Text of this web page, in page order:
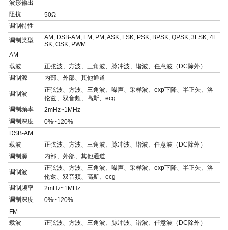
波形输出
阻抗
50Ω
调制特性
调制类型
AM, DSB-AM, FM, PM, ASK, FSK, PSK, BPSK, QPSK, 3FSK, 4F
SK, OSK, PWM
AM
载波
正弦波、方波、三角波、脉冲波、谐波、任意波（ DC除外）
调制源
内部、外部、其他通道
调制波
正弦波、方波、三角波、噪声、采样波、exp下降、半正矢、洛
伦兹、双音频、高斯、ecg
调制频率
2mHz~1MHz
调制深度
0%~120%
DSB-AM
载波
正弦波、方波、三角波、脉冲波、谐波、任意波（ DC除外）
调制源
内部、外部、其他通道
调制波
正弦波、方波、三角波、噪声、采样波、exp下降、半正矢、洛
伦兹、双音频、高斯、ecg
调制频率
2mHz~1MHz
调制深度
0%~120%
FM
载波
正弦波、方波、三角波、脉冲波、谐波、任意波（ DC除外）